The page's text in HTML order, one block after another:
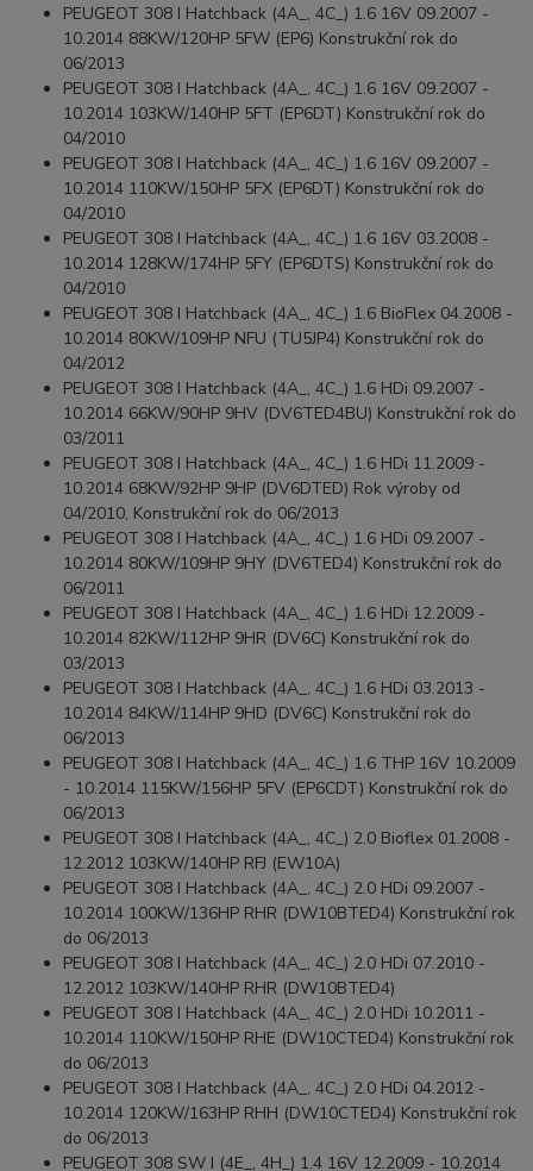
PEUGEOT 308 I Hatchback (4A_, 4C_) 1.6 16V 09.2007 -
10.2014 88KW/120HP 5FW (EP6) Konstrukční rok do
06/2013
PEUGEOT 308 I Hatchback (4A_, 4C_) 1.6 16V 09.2007 -
10.2014 103KW/140HP 5FT (EP6DT) Konstrukční rok do
04/2010
PEUGEOT 308 I Hatchback (4A_, 4C_) 1.6 16V 09.2007 -
10.2014 110KW/150HP 5FX (EP6DT) Konstrukční rok do
04/2010
PEUGEOT 308 I Hatchback (4A_, 4C_) 1.6 16V 03.2008 -
10.2014 128KW/174HP 5FY (EP6DTS) Konstrukční rok do
04/2010
PEUGEOT 308 I Hatchback (4A_, 4C_) 1.6 BioFlex 04.2008 -
10.2014 80KW/109HP NFU (TU5JP4) Konstrukční rok do
04/2012
PEUGEOT 308 I Hatchback (4A_, 4C_) 1.6 HDi 09.2007 -
10.2014 66KW/90HP 9HV (DV6TED4BU) Konstrukční rok do
03/2011
PEUGEOT 308 I Hatchback (4A_, 4C_) 1.6 HDi 11.2009 -
10.2014 68KW/92HP 9HP (DV6DTED) Rok výroby od
04/2010, Konstrukční rok do 06/2013
PEUGEOT 308 I Hatchback (4A_, 4C_) 1.6 HDi 09.2007 -
10.2014 80KW/109HP 9HY (DV6TED4) Konstrukční rok do
06/2011
PEUGEOT 308 I Hatchback (4A_, 4C_) 1.6 HDi 12.2009 -
10.2014 82KW/112HP 9HR (DV6C) Konstrukční rok do
03/2013
PEUGEOT 308 I Hatchback (4A_, 4C_) 1.6 HDi 03.2013 -
10.2014 84KW/114HP 9HD (DV6C) Konstrukční rok do
06/2013
PEUGEOT 308 I Hatchback (4A_, 4C_) 1.6 THP 16V 10.2009
- 10.2014 115KW/156HP 5FV (EP6CDT) Konstrukční rok do
06/2013
PEUGEOT 308 I Hatchback (4A_, 4C_) 2.0 Bioflex 01.2008 -
12.2012 103KW/140HP RFJ (EW10A)
PEUGEOT 308 I Hatchback (4A_, 4C_) 2.0 HDi 09.2007 -
10.2014 100KW/136HP RHR (DW10BTED4) Konstrukční rok
do 06/2013
PEUGEOT 308 I Hatchback (4A_, 4C_) 2.0 HDi 07.2010 -
12.2012 103KW/140HP RHR (DW10BTED4)
PEUGEOT 308 I Hatchback (4A_, 4C_) 2.0 HDi 10.2011 -
10.2014 110KW/150HP RHE (DW10CTED4) Konstrukční rok
do 06/2013
PEUGEOT 308 I Hatchback (4A_, 4C_) 2.0 HDi 04.2012 -
10.2014 120KW/163HP RHH (DW10CTED4) Konstrukční rok
do 06/2013
PEUGEOT 308 SW I (4E_, 4H_) 1.4 16V 12.2009 - 10.2014